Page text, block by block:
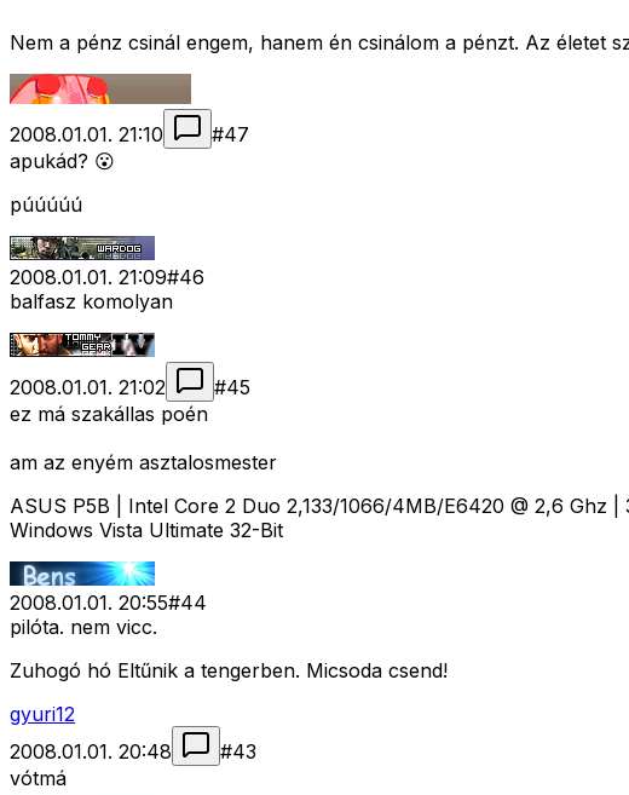
Nem a pénz csinál engem, hanem én csinálom a pénzt. Az életet
2008.01.01. 21:10 #47
apukád? 😮
púúúúú
2008.01.01. 21:09#46
balfasz komolyan
2008.01.01. 21:02 #45
ez má szakállas poén
am az enyém asztalosmester
ASUS P5B | Intel Core 2 Duo 2,133/1066/4MB/E6420 @ 2,6 Ghz
Windows Vista Ultimate 32-Bit
2008.01.01. 20:55#44
pilóta. nem vicc.
Zuhogó hó Eltűnik a tengerben. Micsoda csend!
gyuri12
2008.01.01. 20:48
#43
vótmá